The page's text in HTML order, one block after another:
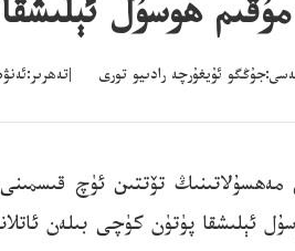
مۇقىم ھوسۇل
ئۇيغۇرچە رادىيو تورى |تەھرىر:ئەنۋەر
تۆتتىن ئۈچ
ئېلىشقا پۈتۈن كۈچى بىلەن